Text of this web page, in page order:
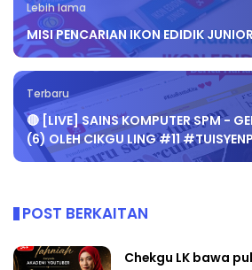
Lebih lama
MISI PENCARIAN IKON EDIDIK
Terbaru
🔴 [LIVE] SAINS KOMPUTER SPM -
(6) OLEH CIKGU LING #11
POST BERKAITAN
Chekgu LK bawa